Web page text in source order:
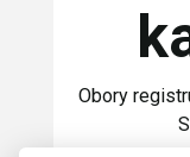
Obory